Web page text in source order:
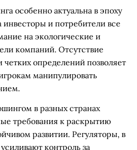
особенно актуальна в эпоху
инвесторы и потребители все
на экологические и
компаний. Отсутствие
четких определений позволяет
манипулировать
в разных странах
требования к раскрытию
развитии. Регуляторы, в
контроль за